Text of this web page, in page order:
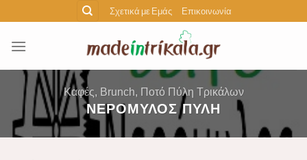
to
content
Σχετικά με Εμάς Επικοινωνία
Καφές, Brunch, Ποτό Πύλη Τρικάλων
ΝΕΡΟΜΥΛΟΣ ΠΥΛΗ